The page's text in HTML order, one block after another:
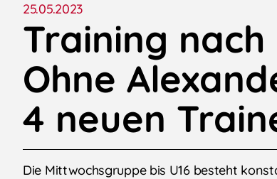
25.05.2023
Training
Ohne
4 neuen
Die Mittwochsgruppe bis U16 besteht